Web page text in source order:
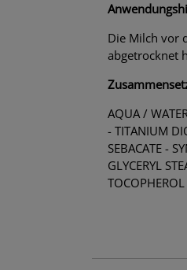
Die Milch vor
abgetrocknet
AQUA /
- TITANIUM
SEBACATE -
GLYCERYL